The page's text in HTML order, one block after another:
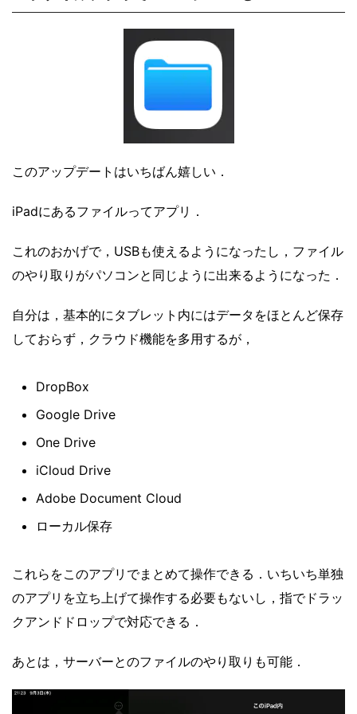
このアップデートはいちばん嬉しい．
iPadにあるファイルってアプリ．
これのおかげで，USBも使えるようになったし，ファイル
のやり取りがパソコンと同じように出来るようになった．
自分は，基本的にタブレット内にはデータをほとんど保存
しておらず，クラウド機能を多用するが，
DropBox
Google Drive
One Drive
iCloud Drive
Adobe Document Cloud
ローカル保存
これらをこのアプリでまとめて操作できる．いちいち単独
のアプリを立ち上げて操作する必要もないし，指でドラッ
クアンドドロップで対応できる．
あとは，サーバーとのファイルのやり取りも可能．